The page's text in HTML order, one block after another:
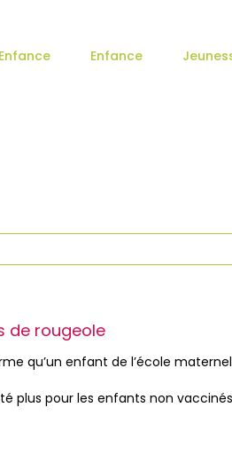
Enfance
de rougeole
qu’un enfant de l’école
plus pour les enfants non